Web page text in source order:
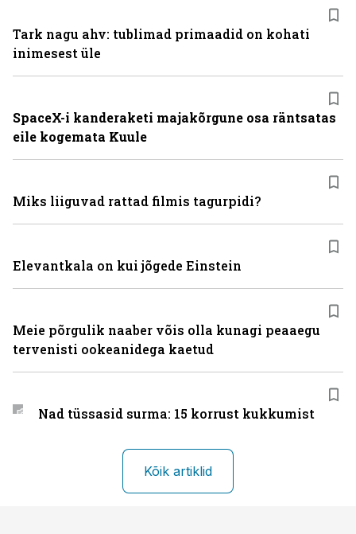
Tark nagu ahv: tublimad primaadid on kohati
inimesest üle
SpaceX-i kanderaketi majakõrgune osa räntsatas
eile kogemata Kuule
Miks liiguvad rattad filmis tagurpidi?
Elevantkala on kui jõgede Einstein
Meie põrgulik naaber võis olla kunagi peaaegu
tervenisti ookeanidega kaetud
Nad tüssasid surma: 15 korrust kukkumist
Kõik artiklid